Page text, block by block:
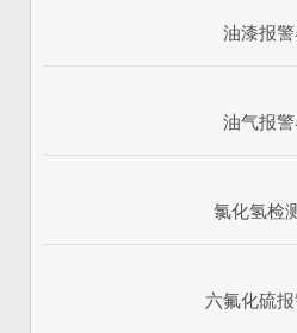
油漆报警
油气报警
氯化氢检
六氟化硫